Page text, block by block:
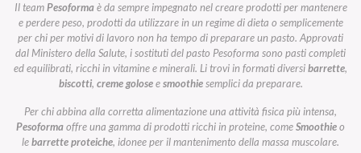
Il teamPesoformaè da sempre impegnato nel creare prodotti per mantenere
e perdere peso, prodotti da utilizzare in un regime di dieta o semplicemente
per chi per motivi di lavoro non ha tempo di preparare un pasto. Approvati
dal Ministero della Salute, i sostituti del pasto Pesoforma sono pasti completi
ed equilibrati, ricchi in vitamine e minerali. Li trovi in formati diversibarrette,
biscotti, creme goloseesmoothiesemplici da preparare.
Per chi abbina alla corretta alimentazione una attività fisica più intensa,
Pesoformaoffre una gamma di prodotti ricchi in proteine, comeSmoothieo
lebarrette proteiche, idonee per il mantenimento della massa muscolare.